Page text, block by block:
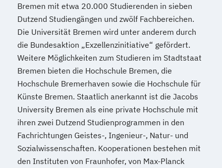
Bremen mit etwa 20.000 Studierenden in sieben
Dutzend Studiengängen und zwölf Fachbereichen.
Die Universität Bremen wird unter anderem durch
die Bundesaktion „Exzellenzinitiative“ gefördert.
Weitere Möglichkeiten zum Studieren im Stadtstaat
Bremen bieten die Hochschule Bremen, die
Hochschule Bremerhaven sowie die Hochschule für
Künste Bremen. Staatlich anerkannt ist die Jacobs
University Bremen als eine private Hochschule mit
ihren zwei Dutzend Studienprogrammen in den
Fachrichtungen Geistes-, Ingenieur-, Natur- und
Sozialwissenschaften. Kooperationen bestehen mit
den Instituten von Fraunhofer, von Max-Planck